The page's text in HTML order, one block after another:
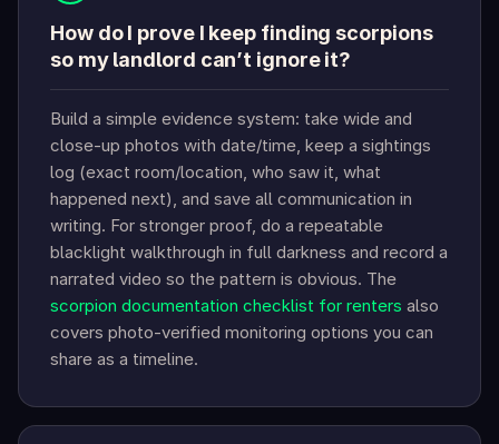
How do I prove I keep finding scorpions
so my landlord can’t ignore it?
Build a simple evidence system: take wide and
close-up photos with date/time, keep a sightings
log (exact room/location, who saw it, what
happened next), and save all communication in
writing. For stronger proof, do a repeatable
blacklight walkthrough in full darkness and record a
narrated video so the pattern is obvious. The
scorpion documentation checklist for renters also
covers photo-verified monitoring options you can
share as a timeline.